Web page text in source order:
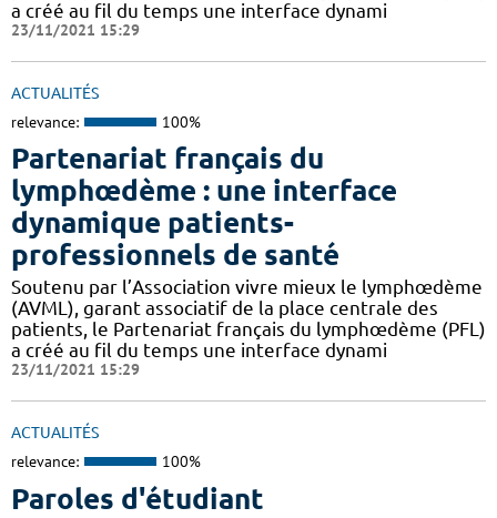
a créé au fil du temps une interface dynami
23/11/2021 15:29
ACTUALITÉS
relevance: 100%
Partenariat français du
lymphœdème : une interface
dynamique patients-
professionnels de santé
Soutenu par l’Association vivre mieux le lymphœdème
(AVML), garant associatif de la place centrale des
patients, le Partenariat français du lymphœdème (PFL)
a créé au fil du temps une interface dynami
23/11/2021 15:29
ACTUALITÉS
relevance: 100%
Paroles d'étudiant